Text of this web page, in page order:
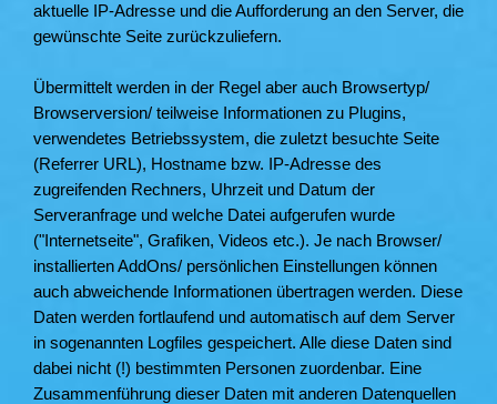
aktuelle IP-Adresse und die Aufforderung an den Server, die
gewünschte Seite zurückzuliefern.
Übermittelt werden in der Regel aber auch Browsertyp/
Browserversion/ teilweise Informationen zu Plugins,
verwendetes Betriebssystem, die zuletzt besuchte Seite
(Referrer URL), Hostname bzw. IP-Adresse des
zugreifenden Rechners, Uhrzeit und Datum der
Serveranfrage und welche Datei aufgerufen wurde
("Internetseite", Grafiken, Videos etc.). Je nach Browser/
installierten AddOns/ persönlichen Einstellungen können
auch abweichende Informationen übertragen werden. Diese
Daten werden fortlaufend und automatisch auf dem Server
in sogenannten Logfiles gespeichert. Alle diese Daten sind
dabei nicht (!) bestimmten Personen zuordenbar. Eine
Zusammenführung dieser Daten mit anderen Datenquellen